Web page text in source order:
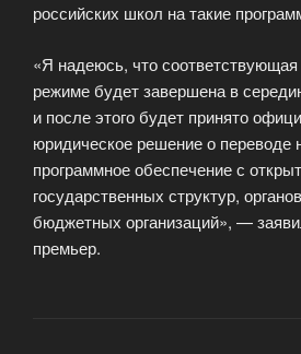
российских школ на такие
«Я надеюсь, что
режиме будет завершена в
и после этого будет принято
юридическое решение о переводе
программное обеспечение с
государственных структур,
бюджетных организаций», —
премьер.